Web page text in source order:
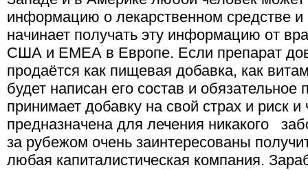
информацию о лекарственном средстве
начинает получать эту информацию от
США и ЕМЕА в Европе. Если препарат
продаётся как пищевая добавка, как
будет написан его состав и
принимает добавку на свой страх и риск и
предназначена для лечения никакого
за рубежом очень заинтересованы
любая капиталистическая компания.